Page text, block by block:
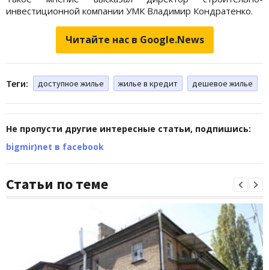
инвестиционной компании УМК Владимир Кондратенко.
Читайте нас в Google.News
Теги: доступное жилье жилье в кредит дешевое жилье
Не пропусти другие интересные статьи, подпишись:
bigmir)net в facebook
Статьи по теме